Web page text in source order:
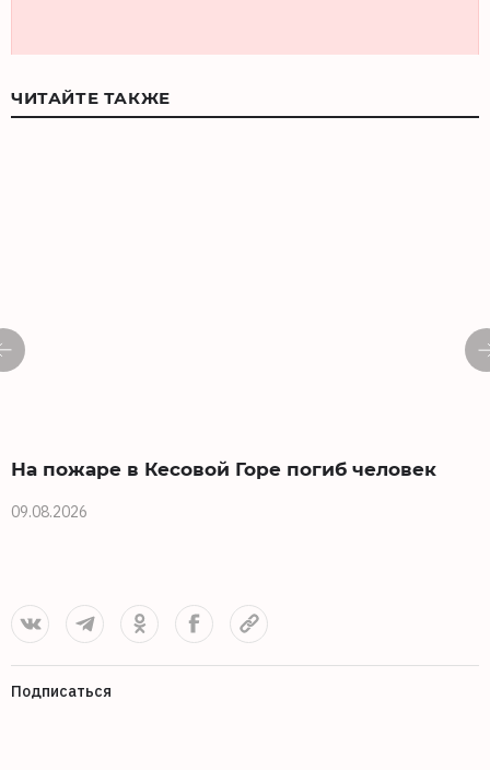
ЧИТАЙТЕ ТАКЖЕ
На пожаре в Кесовой Горе погиб человек
09.08.2026
Подписаться